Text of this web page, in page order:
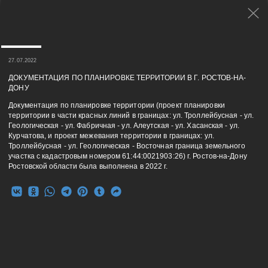
27.07.2022
ДОКУМЕНТАЦИЯ ПО ПЛАНИРОВКЕ ТЕРРИТОРИИ В Г. РОСТОВ-НА-
ДОНУ
Документация по планировке территории (проект планировки
территории в части красных линий в границах: ул. Троллейбусная - ул.
Геологическая - ул. Фабричная - ул. Алеутская - ул. Хасанская - ул.
Курчатова, и проект межевания территории в границах: ул.
Троллейбусная - ул. Геологическая - Восточная граница земельного
участка с кадастровым номером 61:44:0021903:26) г. Ростов-на-Дону
Ростовской области была выполнена в 2022 г.